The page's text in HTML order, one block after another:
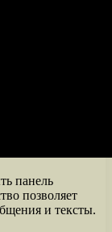
панель
позволяет
и тексты.